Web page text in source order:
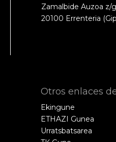
Zamalbide Auzoa z/g
20100 Errenteria
Otros enlaces
Ekingune
ETHAZI Gunea
Urratsbatsarea